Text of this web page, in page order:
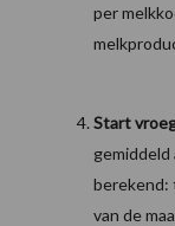
per
Start
gemiddeld
berekend:
van de